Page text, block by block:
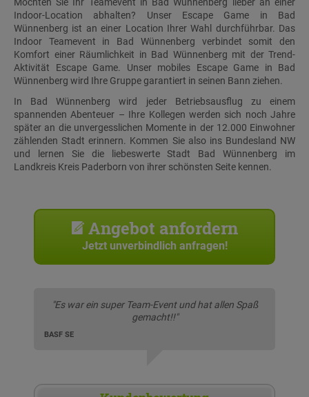
Indoor-Location abhalten? Unser Escape Game in Bad
Wünnenberg ist an einer Location Ihrer Wahl durchführbar. Das
Indoor Teamevent in Bad Wünnenberg verbindet somit den
Komfort einer Räumlichkeit in Bad Wünnenberg mit der Trend-
Aktivität Escape Game. Unser mobiles Escape Game in Bad
Wünnenberg wird Ihre Gruppe garantiert in seinen Bann ziehen.
In Bad Wünnenberg wird jeder Betriebsausflug zu einem
spannenden Abenteuer – Ihre Kollegen werden sich noch Jahre
später an die unvergesslichen Momente in der 12.000 Einwohner
zählenden Stadt erinnern. Kommen Sie also ins Bundesland NW
und lernen Sie die liebeswerte Stadt Bad Wünnenberg im
Landkreis Kreis Paderborn von ihrer schönsten Seite kennen.
Angebot anfordern
Jetzt unverbindlich anfragen!
"Es war ein super Team-Event und hat allen Spaß
gemacht!!"
BASF SE